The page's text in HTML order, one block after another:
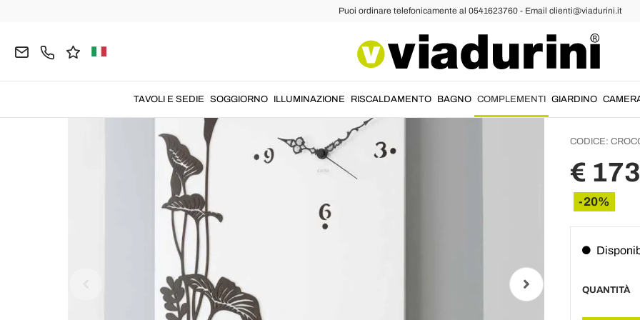
Puoi ordinare telefonicamente al 0541623760 - Email clienti@viadurini.it
TAVOLI E SEDIE SOGGIORNO ILLUMINAZIONE RISCALDAMENTO BAGNO COMPLEMENTI GIARDINO
CODICE:
€
-20%
QUANTITÀ